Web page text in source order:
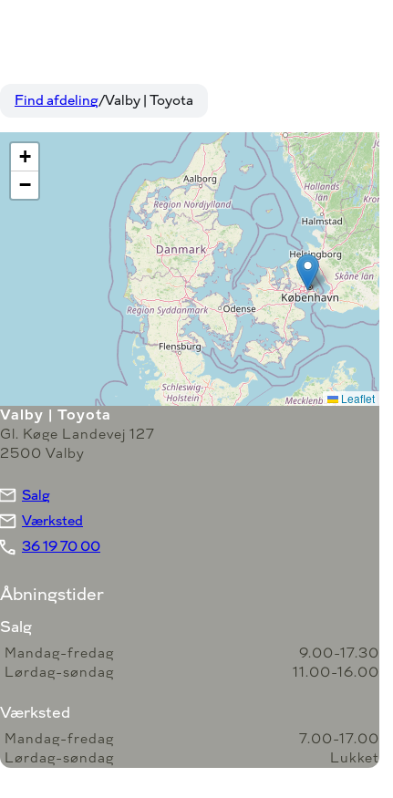
Find afdeling Valby | Toyota
Valby | Toyota
Gl. Køge Landevej 127
2500 Valby
Salg
Værksted
36 19 70 00
Åbningstider
Salg
Mandag-fredag
9.00-17.30
Lørdag-søndag
11.00-16.00
Værksted
Mandag-fredag
7.00-17.00
Lørdag-søndag
Lukket